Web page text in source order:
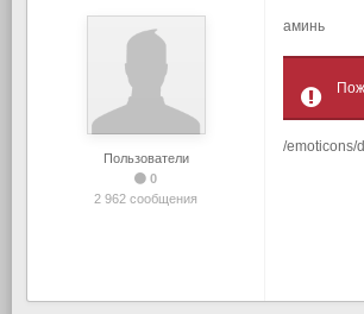
Пользователи
0
2 962 сообщения
аминь
/emoticons/